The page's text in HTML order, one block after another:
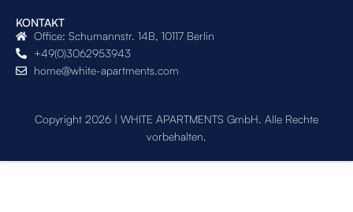
KONTAKT
Office: Schumannstr. 14B, 10117 Berlin
+49(0)3062953943
home@white-apartments.com
Copyright 2026 | WHITE APARTMENTS GmbH. Alle Rechte
vorbehalten.